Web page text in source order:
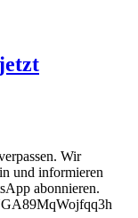
Wir
und informieren
abonnieren.